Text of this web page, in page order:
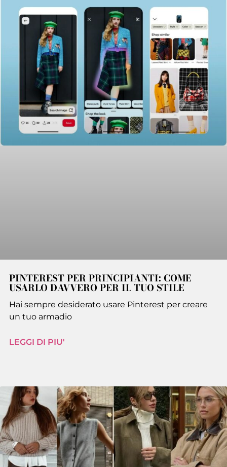
PINTEREST PER PRINCIPIANTI: COME
USARLO DAVVERO PER IL TUO STILE
Hai sempre desiderato usare Pinterest per creare
un tuo armadio
LEGGI DI PIU'